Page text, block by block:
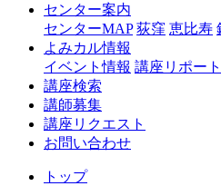
センター案内
センターMAP 荻窪 恵比寿
よみカル情報
イベント情報 講座リポー
講座検索
講師募集
講座リクエスト
お問い合わせ
トップ